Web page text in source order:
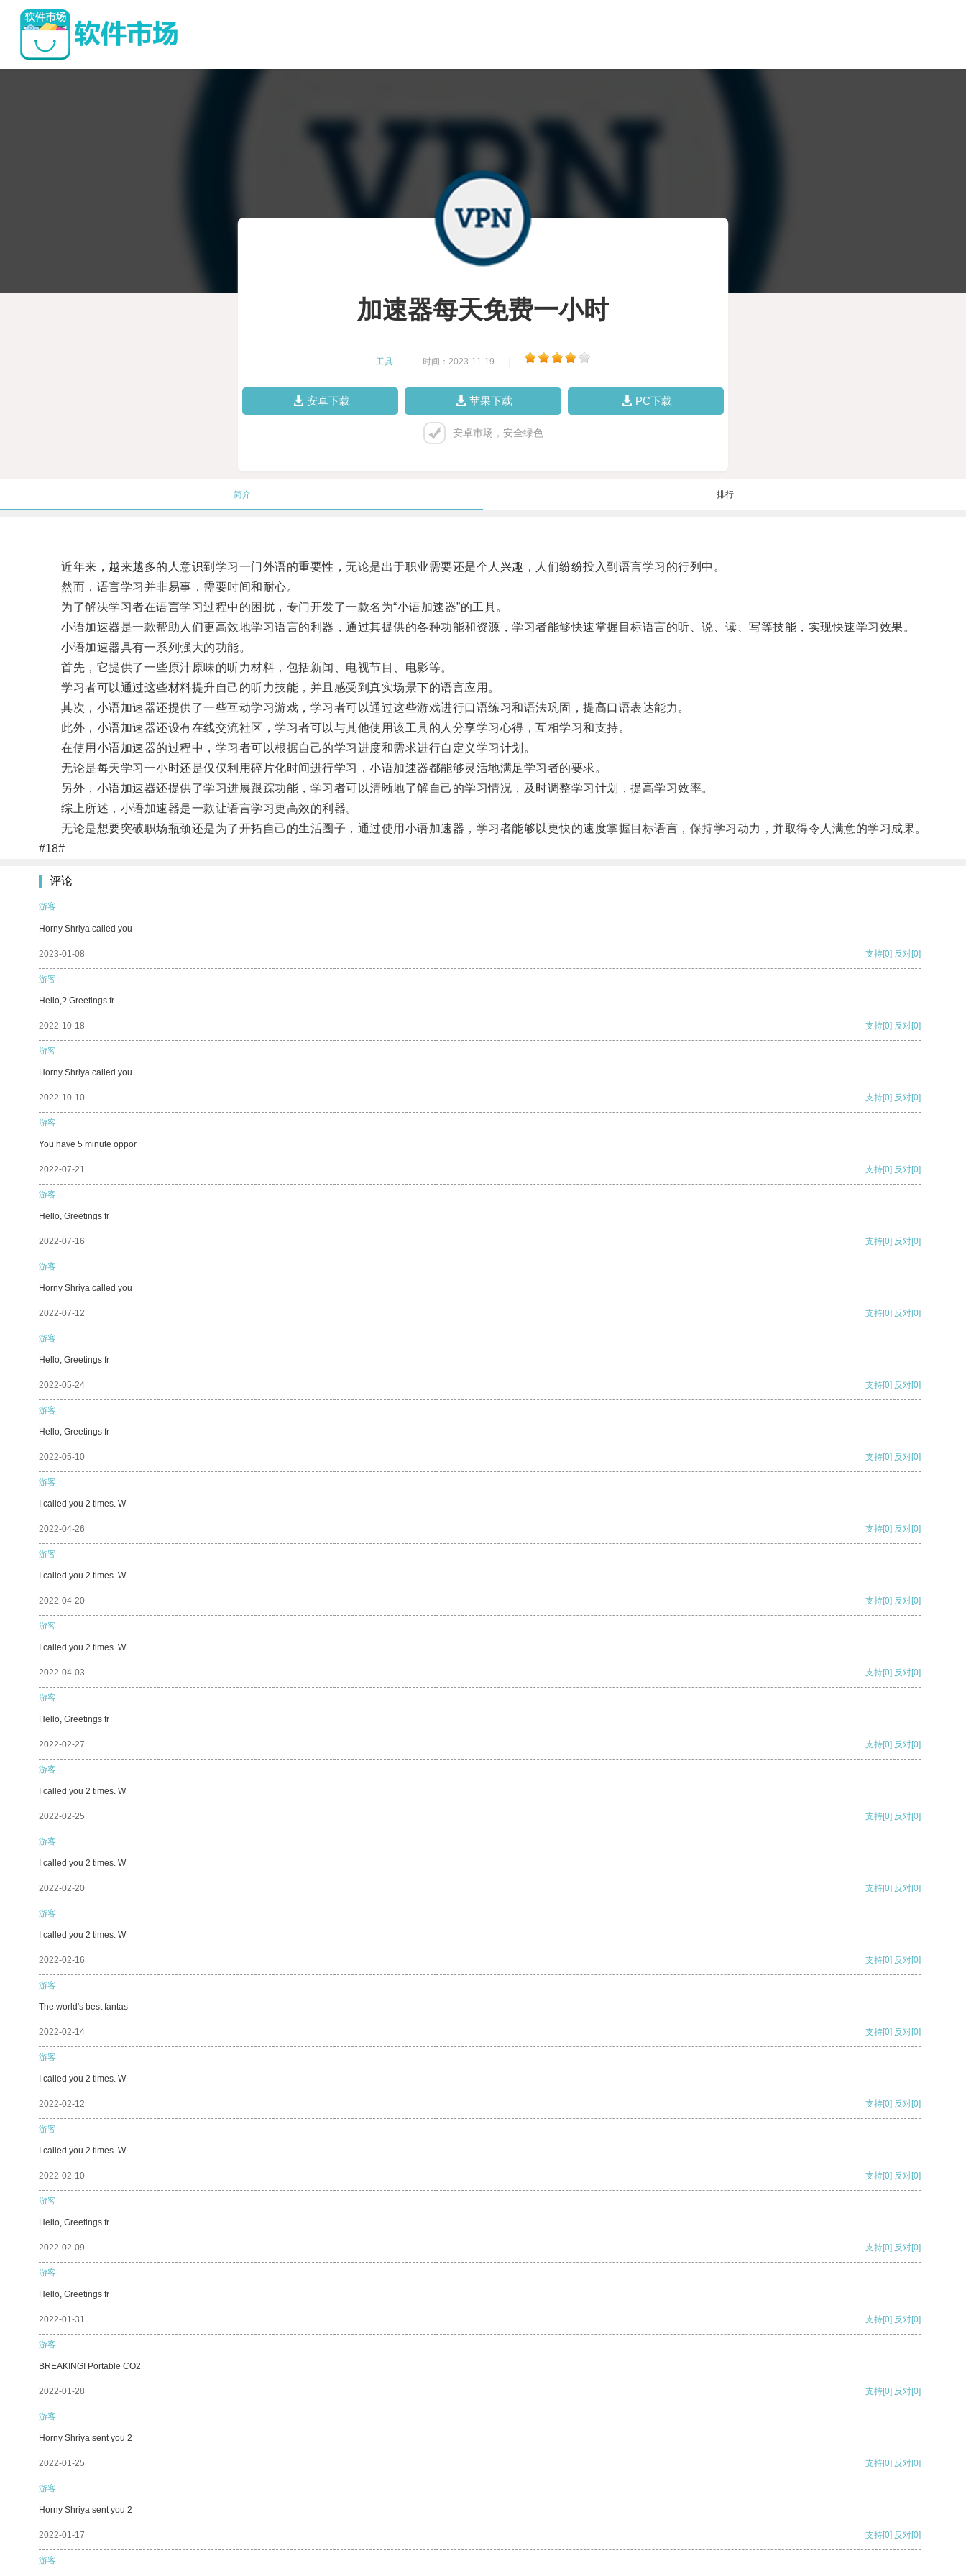
加速器每天免费一小时
工具 时间：2023-11-19
安卓下载 苹果下载 PC下载
安卓市场，安全绿色
简介 排行
近年来，越来越多的人意识到学习一门外语的重要性，无论是出于职业需要还是个人兴趣，人们纷纷投入到语言学习的行列中。
然而，语言学习并非易事，需要时间和耐心。
为了解决学习者在语言学习过程中的困扰，专门开发了一款名为“小语加速器”的工具。
小语加速器是一款帮助人们更高效地学习语言的利器，通过其提供的各种功能和资源，学习者能够快速掌握目标语言的听、说、读、写等技能，实现快速学习效果。
小语加速器具有一系列强大的功能。
首先，它提供了一些原汁原味的听力材料，包括新闻、电视节目、电影等。
学习者可以通过这些材料提升自己的听力技能，并且感受到真实场景下的语言应用。
其次，小语加速器还提供了一些互动学习游戏，学习者可以通过这些游戏进行口语练习和语法巩固，提高口语表达能力。
此外，小语加速器还设有在线交流社区，学习者可以与其他使用该工具的人分享学习心得，互相学习和支持。
在使用小语加速器的过程中，学习者可以根据自己的学习进度和需求进行自定义学习计划。
无论是每天学习一小时还是仅仅利用碎片化时间进行学习，小语加速器都能够灵活地满足学习者的要求。
另外，小语加速器还提供了学习进展跟踪功能，学习者可以清晰地了解自己的学习情况，及时调整学习计划，提高学习效率。
综上所述，小语加速器是一款让语言学习更高效的利器。
无论是想要突破职场瓶颈还是为了开拓自己的生活圈子，通过使用小语加速器，学习者能够以更快的速度掌握目标语言，保持学习动力，并取得令人满意的学习成果。
#18#
评论
游客
Horny Shriya called you
2023-01-08 支持[0] 反对[0]
游客
Hello,? Greetings fr
2022-10-18 支持[0] 反对[0]
游客
Horny Shriya called you
2022-10-10 支持[0] 反对[0]
游客
You have 5 minute oppor
2022-07-21 支持[0] 反对[0]
游客
Hello, Greetings fr
2022-07-16 支持[0] 反对[0]
游客
Horny Shriya called you
2022-07-12 支持[0] 反对[0]
游客
Hello, Greetings fr
2022-05-24 支持[0] 反对[0]
游客
Hello, Greetings fr
2022-05-10 支持[0] 反对[0]
游客
I called you 2 times. W
2022-04-26 支持[0] 反对[0]
游客
I called you 2 times. W
2022-04-20 支持[0] 反对[0]
游客
I called you 2 times. W
2022-04-03 支持[0] 反对[0]
游客
Hello, Greetings fr
2022-02-27 支持[0] 反对[0]
游客
I called you 2 times. W
2022-02-25 支持[0] 反对[0]
游客
I called you 2 times. W
2022-02-20 支持[0] 反对[0]
游客
I called you 2 times. W
2022-02-16 支持[0] 反对[0]
游客
The world's best fantas
2022-02-14 支持[0] 反对[0]
游客
I called you 2 times. W
2022-02-12 支持[0] 反对[0]
游客
I called you 2 times. W
2022-02-10 支持[0] 反对[0]
游客
Hello, Greetings fr
2022-02-09 支持[0] 反对[0]
游客
Hello, Greetings fr
2022-01-31 支持[0] 反对[0]
游客
BREAKING! Portable CO2
2022-01-28 支持[0] 反对[0]
游客
Horny Shriya sent you 2
2022-01-25 支持[0] 反对[0]
游客
Horny Shriya sent you 2
2022-01-17 支持[0] 反对[0]
游客